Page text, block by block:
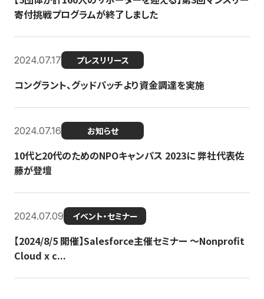
寄付挑戦プログラムが終了しました
2024.07.17 プレスリリース
コングラント、グッドパッチより資金調達を実施
2024.07.16 お知らせ
10代と20代のためのNPOキャンパス 2023に 弊社代表佐
藤が登壇
2024.07.09 イベント・セミナー
【2024/8/5 開催】Salesforce主催セミナー 〜Nonprofit
Cloud x c...